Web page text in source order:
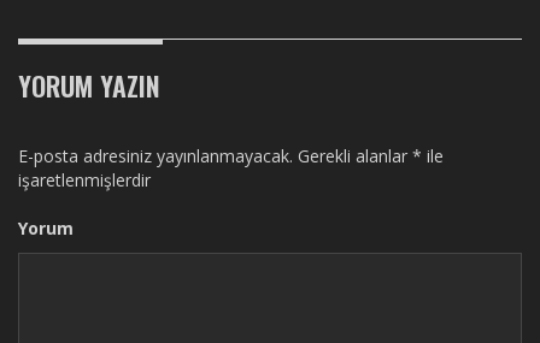
YORUM YAZIN
E-posta adresiniz yayınlanmayacak. Gerekli alanlar * ile
işaretlenmişlerdir
Yorum